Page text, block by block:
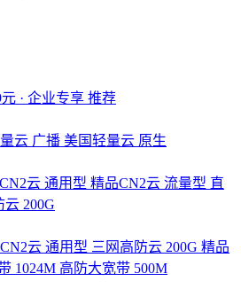
· 企业专享 推荐
云 广播 美国轻量云 原生
云 通用型 精品CN2云 流量型 直
云 200G
云 通用型 三网高防云 200G 精品
1024M 高防大宽带 500M